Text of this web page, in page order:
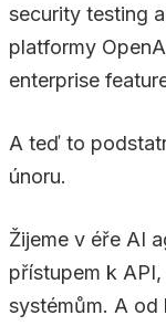
security testing
platformy
enterprise
A teď to
únoru.
Žijeme v éře AI
přístupem k
systémům. A